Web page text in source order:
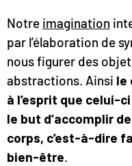
Notre imagination
par l’élaboration de
nous figurer des
abstractions. Ainsi le
à l’esprit que celui-
le but d’accomplir
corps, c’est-à-dire
bien-être.